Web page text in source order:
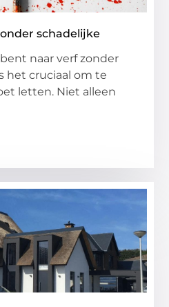
schadelijke
naar verf zonder
het cruciaal om te
letten. Niet alleen